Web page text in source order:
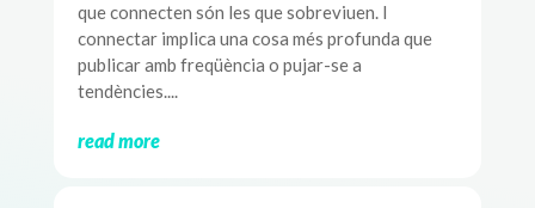
que connecten són les que sobreviuen. I
connectar implica una cosa més profunda que
publicar amb freqüència o pujar-se a
tendències....
read more